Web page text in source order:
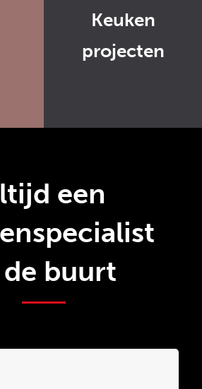
Keuken
projecten
een
buurt